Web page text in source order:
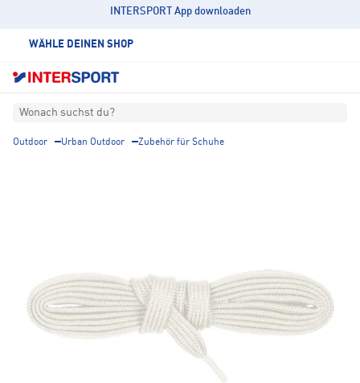
INTERSPORT App downloaden
WÄHLE DEINEN SHOP
Wonach suchst du?
Outdoor Urban Outdoor Zubehör für Schuhe